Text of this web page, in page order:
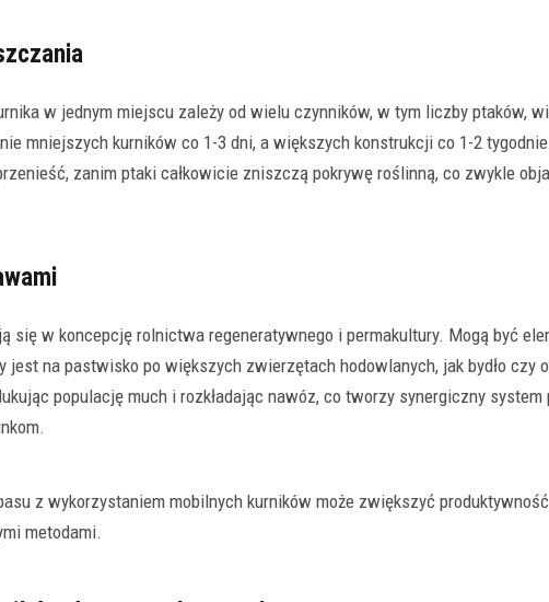
w jednym miejscu zależy od wielu czynników, w tym liczby ptaków,
mniejszych kurników co 1-3 dni, a większych konstrukcji co 1-2
zanim ptaki całkowicie zniszczą pokrywę roślinną, co zwykle
się w koncepcję rolnictwa regeneratywnego i permakultury. Mogą być
jest na pastwisko po większych zwierzętach hodowlanych, jak bydło czy
populację much i rozkładając nawóz, co tworzy synergiczny
z wykorzystaniem mobilnych kurników może zwiększyć
metodami.